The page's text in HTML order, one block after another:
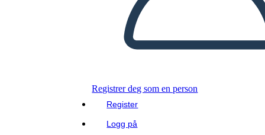
Registrer deg som en person
Register
Logg på